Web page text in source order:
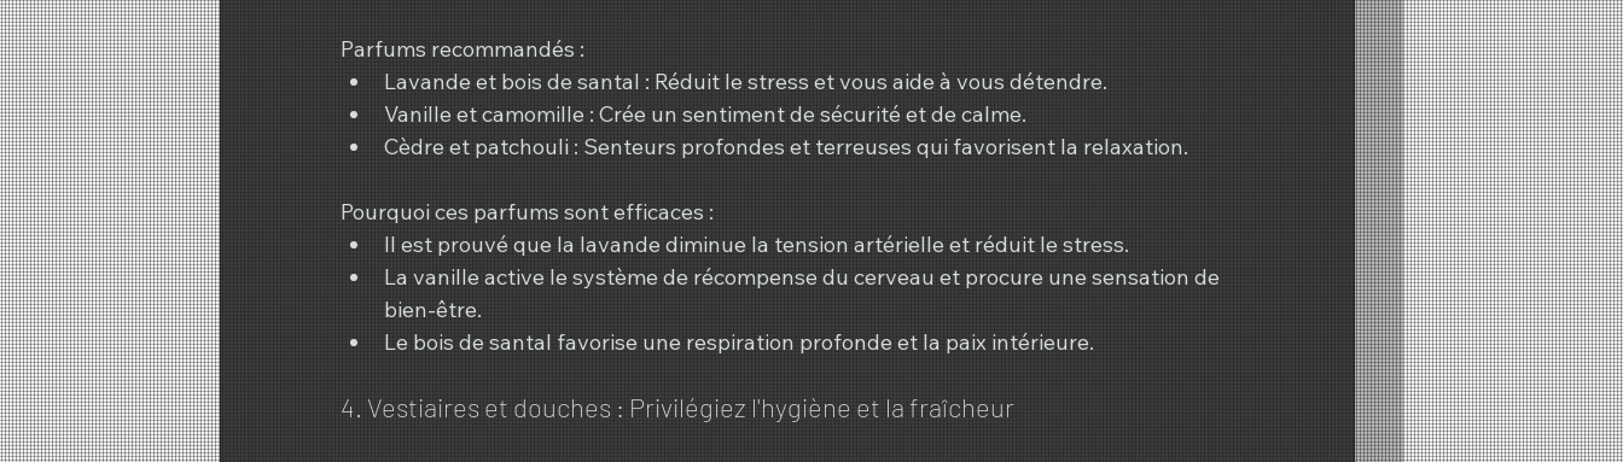
Parfums recommandés :
Lavande et bois de santal : Réduit le stress et vous aide à vous détendre.
Vanille et camomille : Crée un sentiment de sécurité et de calme.
Cèdre et patchouli : Senteurs profondes et terreuses qui favorisent la relaxation.
Pourquoi ces parfums sont efficaces :
Il est prouvé que la lavande diminue la tension artérielle et réduit le stress.
La vanille active le système de récompense du cerveau et procure une sensation de
bien-être.
Le bois de santal favorise une respiration profonde et la paix intérieure.
4. Vestiaires et douches : Privilégiez l'hygiène et la fraîcheur